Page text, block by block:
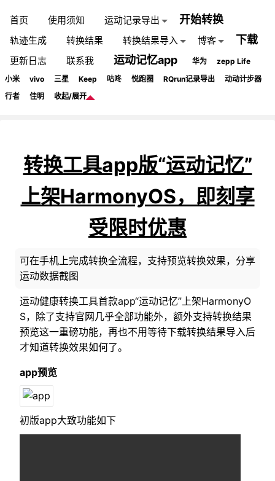
首页 使用须知 运动记录导出 开始转换
轨迹生成 转换结果 转换结果导入 博客 下载
更新日志 联系我 运动记忆app 华为
zepp Life
小米
vivo 三星 Keep 咕咚 悦跑圈 RQrun记录导出
动动计步器
行者
佳明 收起/展开
转换工具app版“运动记忆”
上架HarmonyOS，即刻享
受限时优惠
可在手机上完成转换全流程，支持预览转换效果，分享
运动数据截图
运动健康转换工具首款app“运动记忆”上架HarmonyO
S，除了支持官网几乎全部功能外，额外支持转换结果
预览这一重磅功能，再也不用等待下载转换结果导入后
才知道转换效果如何了。
app预览
初版app大致功能如下